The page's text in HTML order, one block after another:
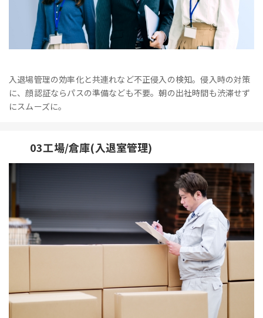
入退場管理の効率化と共連れなど不正侵入の検知。侵入時の対策
に、顔認証ならパスの準備なども不要。朝の出社時間も渋滞せず
にスムーズに。
03工場/倉庫(入退室管理)